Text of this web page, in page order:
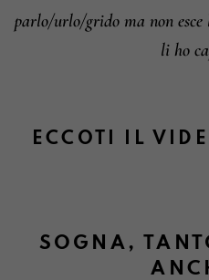
parlo/urlo/grido ma non
li ho
ECCOTI IL
SOGNA,